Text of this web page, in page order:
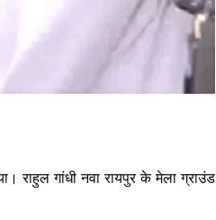
राहुल गांधी नवा रायपुर के मेला ग्राउंड